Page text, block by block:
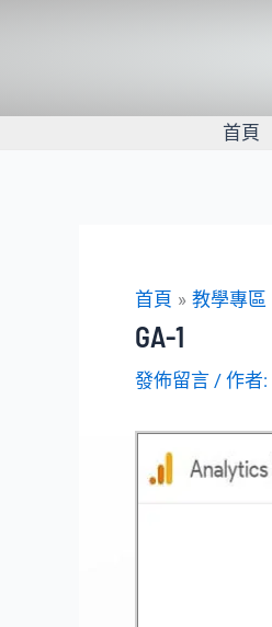
首頁
首頁 教學專區
GA-1
發佈留言 / 作者: